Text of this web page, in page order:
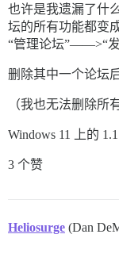
也许是我遗漏了什
坛的所有功能都变
“管理论坛”——>“发
删除其中一个论坛
（我也无法删除所
Windows 11 上的
3 个赞
Heliosurge (Dan